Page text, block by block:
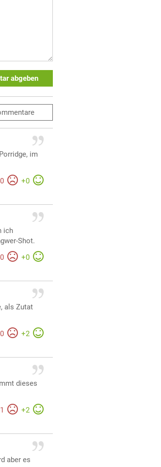
abgeben
im
0 +0
ich
Shot.
0 +0
als Zutat
0 +2
dieses
1 +2
aber es